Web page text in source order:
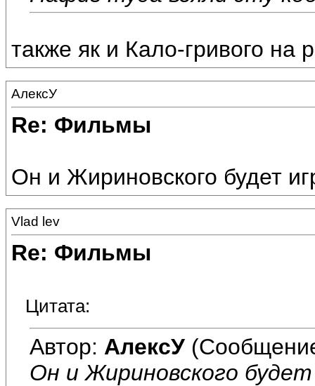
также як и Кало-гривого на
АлексУ
Re: Фильмы
Он и Жириновского будет
Vlad lev
Re: Фильмы
Цитата:
Автор: АлексУ
Он и Жириновского